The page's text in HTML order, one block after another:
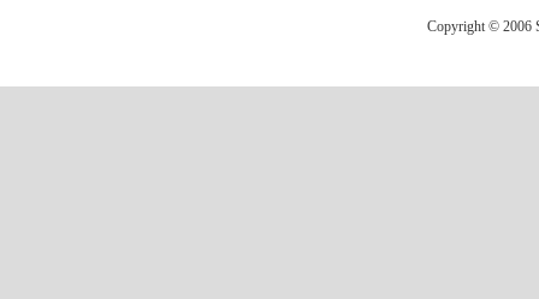
Copyright © 2006